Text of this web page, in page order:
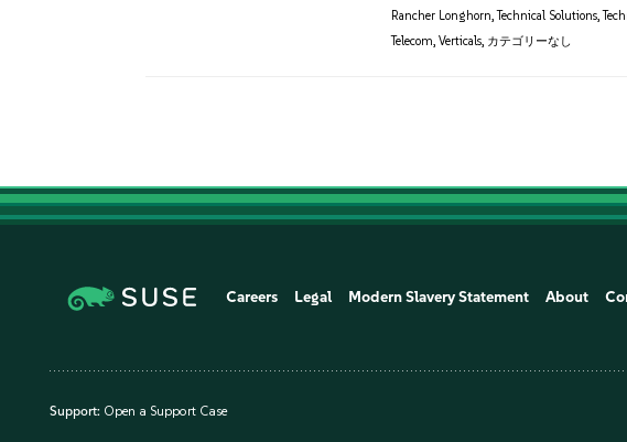
Rancher Longhorn, Technical Solutions,
Telecom,Verticals, カテゴリーなし
Careers Legal Modern Slavery Statement About
Support: Open a Support Case